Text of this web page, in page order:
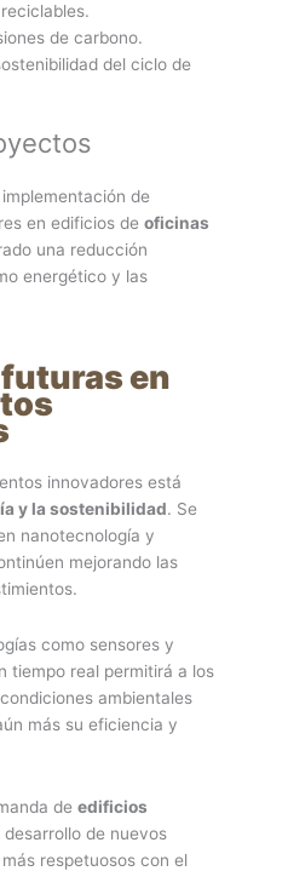
de carbono.
del ciclo de
de
en edificios de oficinas
una reducción
energético y las
en
innovadores está
y la sostenibilidad. Se
nanotecnología y
mejorando las
como sensores y
tiempo real permitirá a los
ambientales
más su eficiencia y
de edificios
desarrollo de nuevos
respetuosos con el